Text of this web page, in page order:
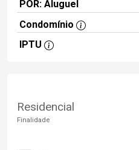
POR: Aluguel
Condomínio
IPTU
Residencial
Finalidade